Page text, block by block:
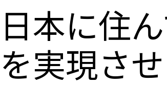
日本に住
を実現さ